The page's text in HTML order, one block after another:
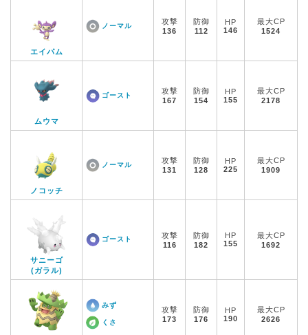
エイパム
ノーマル
攻撃
136
防御
112
HP
146
最大CP
1524
ムウマ
ゴースト
攻撃
167
防御
154
HP
155
最大CP
2178
ノコッチ
ノーマル
攻撃
131
防御
128
HP
225
最大CP
1909
サニーゴ
(ガラル)
ゴースト
攻撃
116
防御
182
HP
155
最大CP
1692
みず
くさ
攻撃
173
防御
176
HP
190
最大CP
2626